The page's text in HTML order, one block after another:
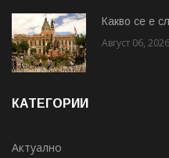
Какво се е
Август 06, 2026
КАТЕГОРИИ
Актуално